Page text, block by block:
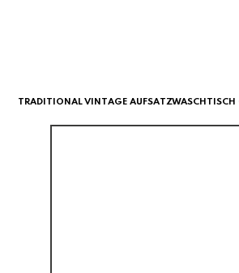
TRADITIONAL VINTAGE AUFSATZWASCHTISCH